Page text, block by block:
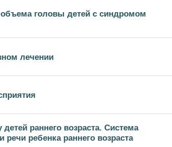
объема головы детей с синдромом
лечении
раннего возраста. Система
ребенка раннего возраста